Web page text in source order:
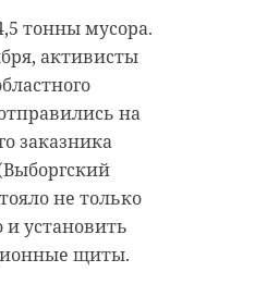
тонны мусора.
активисты
на
заказника
не только
и установить
щиты.
органы
сообщением о
с животным
Накануне в
в
района
поступило
горожанки,
несмотря на
в Кировске
город».
волонтеры
и кустарники.
приурочено к
Ладожских